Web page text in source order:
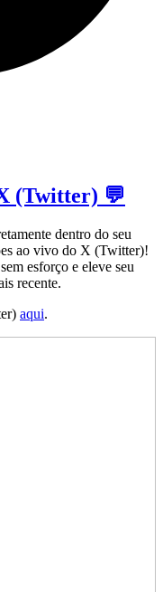
(Twitter) 💬
dentro do seu
ao vivo do X (Twitter)!
esforço e eleve seu
recente.
aqui.